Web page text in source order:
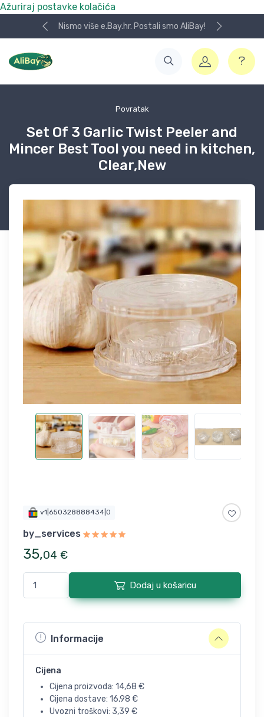
Ažuriraj postavke kolačića
Nismo više e.Bay.hr. Postali smo AliBay!
Povratak
Set Of 3 Garlic Twist Peeler and
Mincer Best Tool you need in kitchen,
Clear,New
v1|650328888434|0
by_services
35,04 €
Dodaj u košaricu
Informacije
Cijena
Cijena proizvoda: 14,68 €
Cijena dostave: 16,98 €
Uvozni troškovi: 3,39 €